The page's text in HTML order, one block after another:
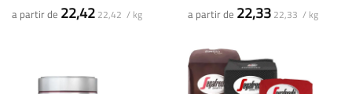
a partir de 22,42 22,42 / kg a partir de 22,33 22,33 / kg